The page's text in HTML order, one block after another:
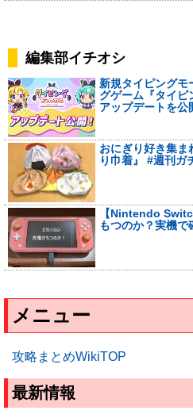
編集部イチオシ
新規タイピングモ
グゲーム『タイ
アップデートを公
おにぎり好き集ま
り巾着』 #週刊ガ
【Nintendo
もつのか？実機で
メニュー
攻略まとめWikiTOP
最新情報